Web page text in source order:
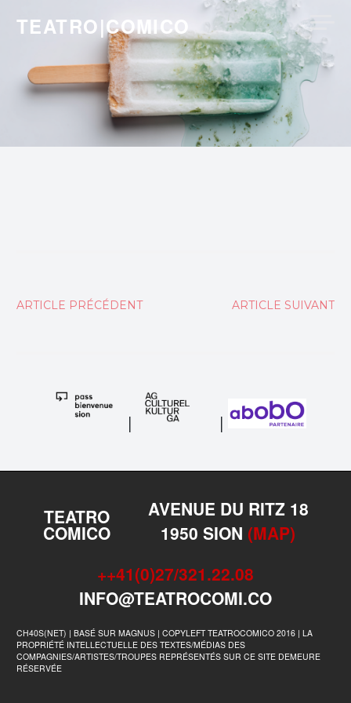
content
TEATRO|COMICO
Navigation
ARTICLE PRÉCÉDENT ARTICLE SUIVANT
| |
TEATRO
COMICO
AVENUE DU RITZ 18
1950 SION (MAP)
++41(0)27/321.22.08
INFO@TEATROCOMI.CO
CH40S(NET) | BASÉ SUR MAGNUS | COPYLEFT TEATROCOMICO 2016 | LA
PROPRIÉTÉ INTELLECTUELLE DES TEXTES/MÉDIAS DES
COMPAGNIES/ARTISTES/TROUPES REPRÉSENTÉS SUR CE SITE DEMEURE
RÉSERVÉE